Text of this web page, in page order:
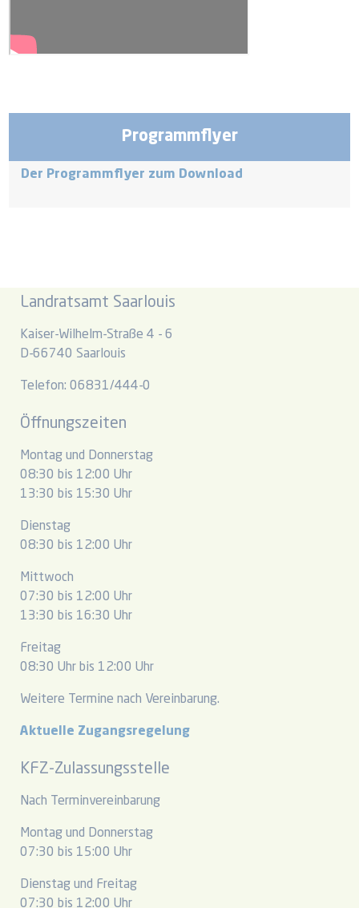
Programmflyer
Der Programmflyer zum Download
Landratsamt Saarlouis
Kaiser-Wilhelm-Straße 4 - 6
D-66740 Saarlouis
Telefon: 06831/444-0
Öffnungszeiten
Montag und Donnerstag
08:30 bis 12:00 Uhr
13:30 bis 15:30 Uhr
Dienstag
08:30 bis 12:00 Uhr
Mittwoch
07:30 bis 12:00 Uhr
13:30 bis 16:30 Uhr
Freitag
08:30 Uhr bis 12:00 Uhr
Weitere Termine nach Vereinbarung.
Aktuelle Zugangsregelung
KFZ-Zulassungsstelle
Nach Terminvereinbarung
Montag und Donnerstag
07:30 bis 15:00 Uhr
Dienstag und Freitag
07:30 bis 12:00 Uhr